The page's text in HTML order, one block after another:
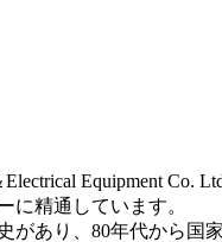
Electrical Equipment
に精通しています。
があり、80年代から国